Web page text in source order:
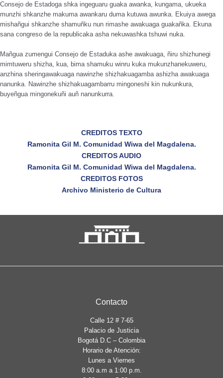
Consejo de Estadoga shka ingeguaru guaka awanka, kungama, ukueka
munzhi shkanzhe makuma awankaru duma kutuwa awunka. Ekuiya awega
mishañgui shkanzhe shamuñku nun rimashe awakuaga guakañka. Ekuna
sana congreso de la republicaka asha nekuwashka tshuwi nuka.
Mañgua zumengui Consejo de Estaduka ashe awakuaga, ñiru shizhunegi
mimtuweru shizha, kua, bima shamuku winru kuka mukunzhanekuweru,
anzhina sheringawakuaga nawinzhe shizhakuagamba ashizha awakuaga
nanunka. Nawinzhe shizhakuagambarru mingoneshi kin nukunkura,
buyeñgua mingonekuñi auñ nanunkurra.
CREDITOS TEXTO
Ramonita Gil M. Comunidad Wiwa del Magdalena.
CREDITOS AUDIO
Ramonita Gil M. Comunidad Wiwa del Magdalena.
CREDITOS FOTOS
Archivo Ministerio de Cultura
Contacto
Calle 12 # 7-65
Palacio de Justicia
Bogotá D.C – Colombia
Horario de Atención:
Lunes a Viernes
8:00 a.m a 1:00 p.m.